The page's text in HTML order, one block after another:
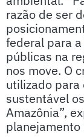
razão de ser
federal para
públicas na
nos move. O
utilizado para
sustentável
Amazônia”,
planejamento